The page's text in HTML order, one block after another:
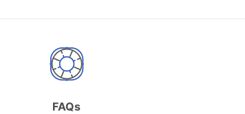
FAQs